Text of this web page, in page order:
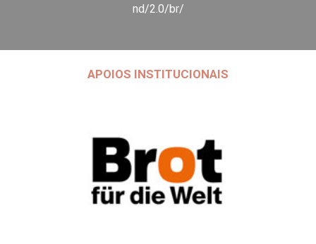
nd/2.0/br/
APOIOS INSTITUCIONAIS